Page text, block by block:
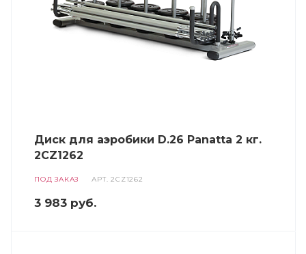
Диск для аэробики D.26 Panatta 2 кг.
2CZ1262
ПОД ЗАКАЗ АРТ.2CZ1262
3 983 руб.